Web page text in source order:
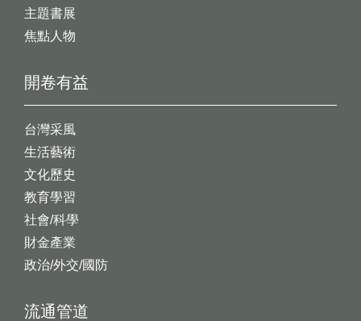
開卷有益
台灣采風
生活藝術
文化歷史
教育學習
社會/科學
財金產業
政治/外交/國防
主題書展
焦點人物
流通管道